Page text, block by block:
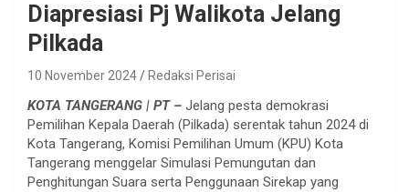
Diapresiasi Pj Walikota Jelang
Pilkada
10 November 2024 Redaksi Perisai
KOTA TANGERANG | PT – Jelang pesta demokrasi
Pemilihan Kepala Daerah (Pilkada) serentak tahun 2024 di
Kota Tangerang, Komisi Pemilihan Umum (KPU) Kota
Tangerang menggelar Simulasi Pemungutan dan
Penghitungan Suara serta Penggunaan Sirekap yang